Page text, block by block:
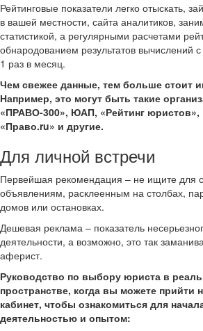
Рейтинговые показатели легко отыскать,
в вашей местности, сайта аналитиков,
статистикой, а регулярными расчетами
обнародованием результатов вычислений
1 раз в месяц.
Чем свежее данные, тем больше стоит
Например, это могут быть такие
«ПРАВО-300», ЮАП, «Рейтинг юристов»,
«Право.ru» и другие.
Для личной встречи
Первейшая рекомендация – не ищите для
объявлениям, расклеенным на столбах,
домов или остановках.
Дешевая реклама – показатель
деятельности, а возможно, это так
аферист.
Руководство по выбору юриста в
пространстве, когда вы можете прийти
кабинет, чтобы ознакомиться для
деятельностью и опытом: